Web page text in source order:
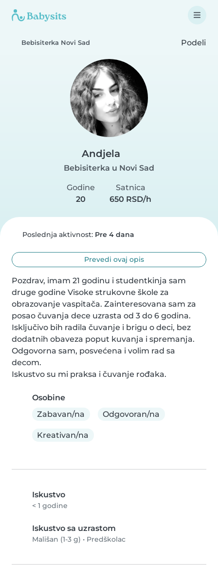
Bebisiterka Novi Sad Podeli
Andjela
Bebisiterka u Novi Sad
Godine
20
Satnica
650 RSD/h
Poslednja aktivnost: Pre 4 dana
Prevedi ovaj opis
Pozdrav, imam 21 godinu i studentkinja sam
druge godine Visoke strukovne škole za
obrazovanje vaspitača. Zainteresovana sam za
posao čuvanja dece uzrasta od 3 do 6 godina.
Isključivo bih radila čuvanje i brigu o deci, bez
dodatnih obaveza poput kuvanja i spremanja.
Odgovorna sam, posvećena i volim rad sa
decom.
Iskustvo su mi praksa i čuvanje rođaka.
Osobine
Zabavan/na
Odgovoran/na
Kreativan/na
Iskustvo
< 1 godine
Iskustvo sa uzrastom
Mališan (1-3 g) • Predškolac